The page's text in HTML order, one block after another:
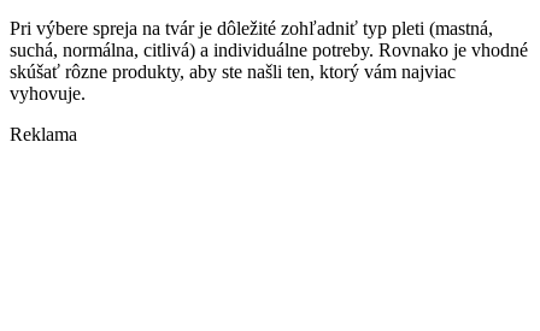
Pri výbere spreja na tvár je dôležité zohľadniť typ pleti (mastná,
suchá, normálna, citlivá) a individuálne potreby. Rovnako je vhodné
skúšať rôzne produkty, aby ste našli ten, ktorý vám najviac
vyhovuje.
Reklama